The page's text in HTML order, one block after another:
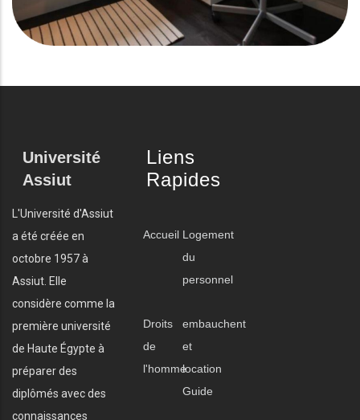
Université
Assiut
L'Université d'Assiut
a été créée en
octobre 1957 à
Assiut. Elle
considère comme la
première université
de Haute Égypte à
préparer des
diplômés avec des
connaissances
Liens
Rapides
Accueil Logement
du
personnel
Droits
de
l'homme
embauchent
et
location
Guide